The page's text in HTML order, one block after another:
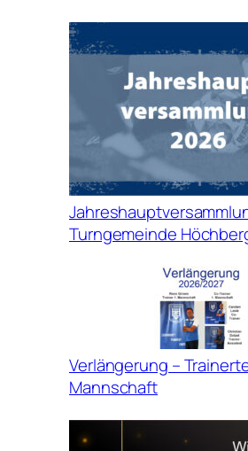
Turngemeinde
Verlängerung –
Mannschaft